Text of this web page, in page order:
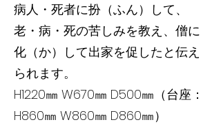
病人・死者に扮（ふん）して、
老・病・死の苦しみを教え、僧に
化（か）して出家を促したと伝え
られます。
H1220㎜ W670㎜ D500㎜（台座：
H860㎜ W860㎜ D860㎜）